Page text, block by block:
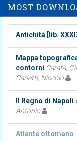
MOST
Antichità [lib.
Mappa
contorni Carafa,
Carletti, Niccolo
Il Regno di Napoli
Antonio
Atlante ottomano